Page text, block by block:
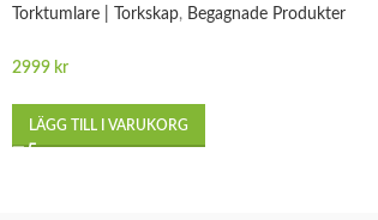
Torktumlare | Torkskap, Begagnade Produkter
2999 kr
LÄGG TILL I VARUKORG